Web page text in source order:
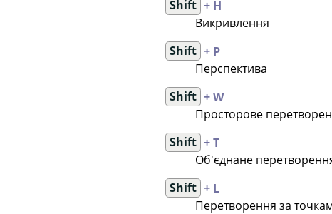
Shift + H
Викривлення
Shift + P
Перспектива
Shift + W
Просторове
Shift + T
Об'єднане
Shift + L
Перетворення за